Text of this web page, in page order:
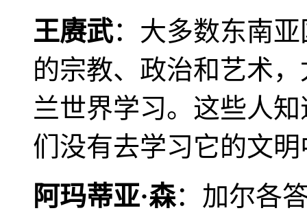
王赓武：大多数东南
的宗教、政治和艺术
兰世界学习。这些人
们没有去学习它的文
阿玛蒂亚·森：加尔各